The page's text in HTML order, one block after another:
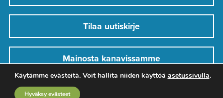
Tilaa uutiskirje
Mainosta kanavissamme
Käytämme evästeitä. Voit hallita niiden käyttöä asetussivulla.
Hyväksy evästeet